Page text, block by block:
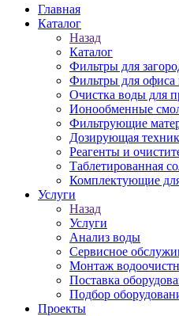
Главная
Каталог
Назад
Каталог
Фильтры для
Фильтры для офиса
Очистка воды для
Ионообменные
Фильтрующие
Дозирующая
Реагенты и
Таблетированная
Комплектующие
Услуги
Назад
Услуги
Анализ воды
Сервисное
Монтаж
Поставка
Подбор
Проекты